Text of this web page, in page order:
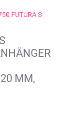
FUTURA S
MM,